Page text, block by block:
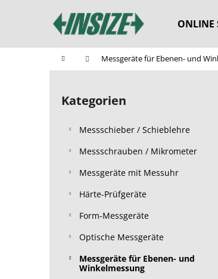
ONLINE
StartseiteMessgeräte für Ebenen- und
S
Kategorien
überspringen
Kategorien
Messschieber / Schieblehre
Messschrauben / Mikrometer
Messgeräte mit Messuhr
Härte-Prüfgeräte
Form-Messgeräte
Optische Messgeräte
Messgeräte für Ebenen- und
Winkelmessung
e
Zurück
zum
Zurück
zum